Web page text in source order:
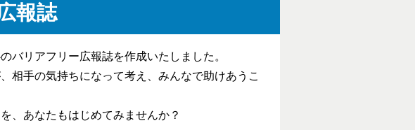
報誌
バリアフリー広報誌を作成いたしました。
相手の気持ちになって考え、みんなで助けあうこ
、あなたもはじめてみませんか？